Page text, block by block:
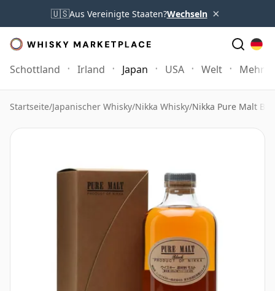
🇺🇸Aus Vereinigte Staaten?Wechseln ×
Schottland Irland Japan USA Welt Mehr
Startseite/Japanischer Whisky/Nikka Whisky/Nikka Pure Malt